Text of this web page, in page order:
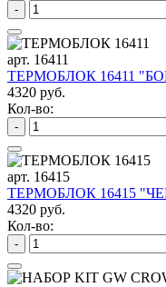
-
арт. 16411
ТЕРМОБЛОК 16411
4320 руб.
Кол-во:
-
арт. 16415
ТЕРМОБЛОК 16415
4320 руб.
Кол-во:
-